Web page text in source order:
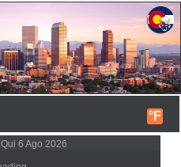
°F
Qui 6 Ago 2026